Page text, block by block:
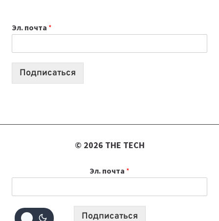
СОЗДАВАТЬ
ПРОДУКТЫ
Эл. почта *
Подписаться
© 2026 THE TECH
Эл. почта *
Подписаться